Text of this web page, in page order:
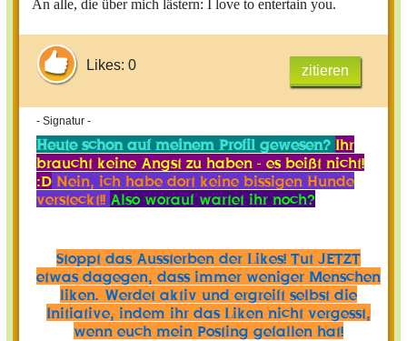
An alle, die über mich lästern: I love to entertain you.
Likes: 0 zitieren
- Signatur -
Heute schon auf meinem Profil gewesen? Ihr
braucht keine Angst zu haben - es beißt nicht!
:D Nein, ich habe dort keine bissigen Hunde
versteckt!! Also worauf wartet ihr noch?
Stoppt das Aussterben der Likes! Tut JETZT
etwas dagegen, dass immer weniger Menschen
liken. Werdet aktiv und ergreift selbst die
Initiative, indem ihr das Liken nicht vergesst,
wenn euch mein Posting gefallen hat!